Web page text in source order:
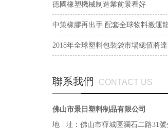
51.7%
德國橡塑機械制造業前景看好
中策橡膠再出手 配套全球物料搬運
業
2018年全球塑料包裝袋市場總值將
聯系我們 CONTACT US
佛山市景日塑料制品有限公司
地 址：佛山市禪城區瀾石二路31號